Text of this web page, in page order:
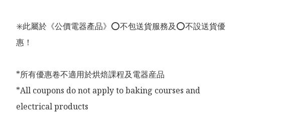
✳️此屬於《公價電器產品》⭕️不包送貨服務及⭕️不設送貨優
惠！
*所有優惠卷不適用於烘焙課程及電器産品
*All coupons do not apply to baking courses and
electrical products